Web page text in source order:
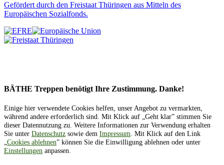
Gefördert durch den Freistaat Thüringen aus Mitteln des
Europäischen Sozialfonds.
BÄTHE Treppen benötigt Ihre Zustimmung. Danke!
Einige hier verwendete Cookies helfen, unser Angebot zu vermarkten,
während andere erforderlich sind. Mit Klick auf „Geht klar” stimmen Sie
dieser Datennutzung zu. Weitere Informationen zur Verwendung erhalten
Sie unter Datenschutz sowie dem Impressum. Mit Klick auf den Link
„Cookies ablehnen” können Sie die Einwilligung ablehnen oder unter
Einstellungen anpassen.